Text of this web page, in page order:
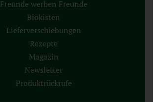
Freunde werben Freunde
Biokisten
Lieferverschiebungen
Rezepte
Magazin
Newsletter
Produktrückrufe